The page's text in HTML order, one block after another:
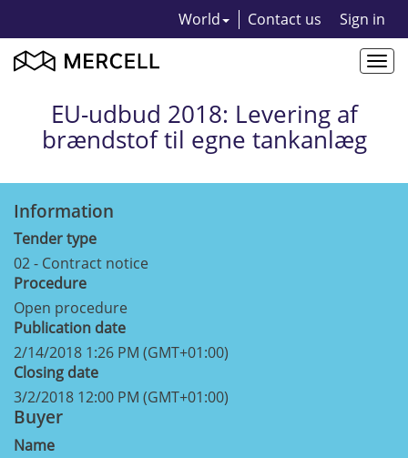
World Contact us Sign in
EU-udbud 2018: Levering af
brændstof til egne tankanlæg
Information
Tender type
02 - Contract notice
Procedure
Open procedure
Publication date
2/14/2018 1:26 PM (GMT+01:00)
Closing date
3/2/2018 12:00 PM (GMT+01:00)
Buyer
Name